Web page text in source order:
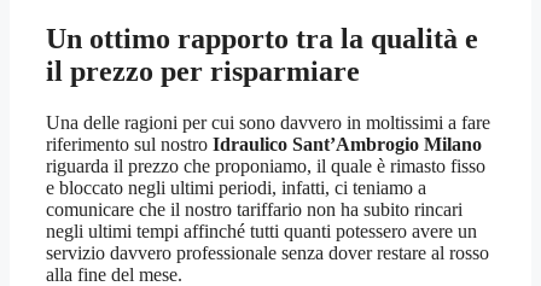
Un ottimo rapporto tra la qualità e
il prezzo per risparmiare
Una delle ragioni per cui sono davvero in moltissimi a fare
riferimento sul nostro Idraulico Sant’Ambrogio Milano
riguarda il prezzo che proponiamo, il quale è rimasto fisso
e bloccato negli ultimi periodi, infatti, ci teniamo a
comunicare che il nostro tariffario non ha subito rincari
negli ultimi tempi affinché tutti quanti potessero avere un
servizio davvero professionale senza dover restare al rosso
alla fine del mese.